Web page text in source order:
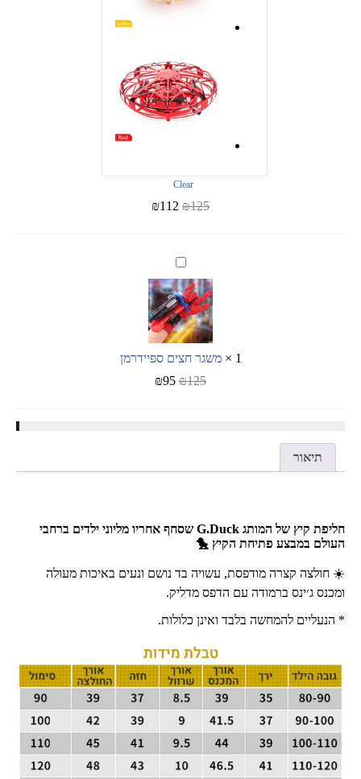
Clear
₪125
₪112
משגר
חצים
ספיידרמן
1
×משגר חצים ספיידרמן
₪125
₪95
תיאור
חליפת קיץ של המותג G.Duck שסחף אחריו מליוני ילדים ברחבי
העולם במבצע פתיחת הקיץ 🐤
☀️ חולצה קצרה מודפסת, עשויה בד נושם ונעים באיכות מעולה
ומכנס ג׳ינס ברמודה עם הדפס מדליק.
* הנעליים להמחשה בלבד ואינן כלולות.